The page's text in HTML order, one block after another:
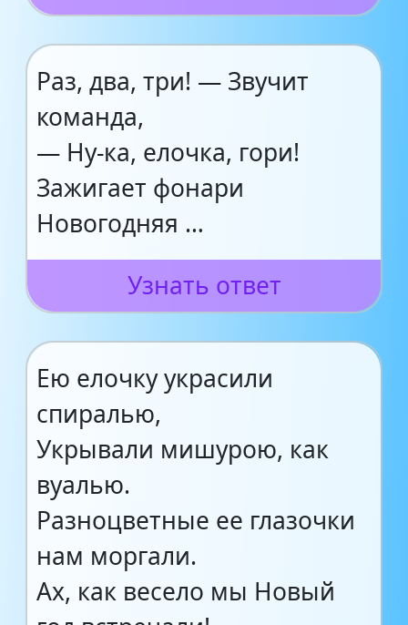
Раз, два, три! — Звучит
команда,
— Ну-ка, елочка, гори!
Зажигает фонари
Новогодняя …
Узнать ответ
Ею елочку украсили
спиралью,
Укрывали мишурою, как
вуалью.
Разноцветные ее глазочки
нам моргали.
Ах, как весело мы Новый